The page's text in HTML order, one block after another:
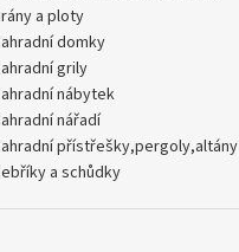
brány a ploty
zahradní domky
zahradní grily
zahradní nábytek
zahradní nářadí
zahradní přístřešky,pergoly,altány
žebříky a schůdky